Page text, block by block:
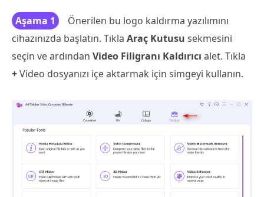
Aşama 1
Önerilen bu logo kaldırma yazılımını
cihazınızda başlatın. Tıkla Araç Kutusu sekmesini
seçin ve ardından Video Filigranı Kaldırıcı alet. Tıkla
+Video dosyanızı içe aktarmak için simgeyi kullanın.